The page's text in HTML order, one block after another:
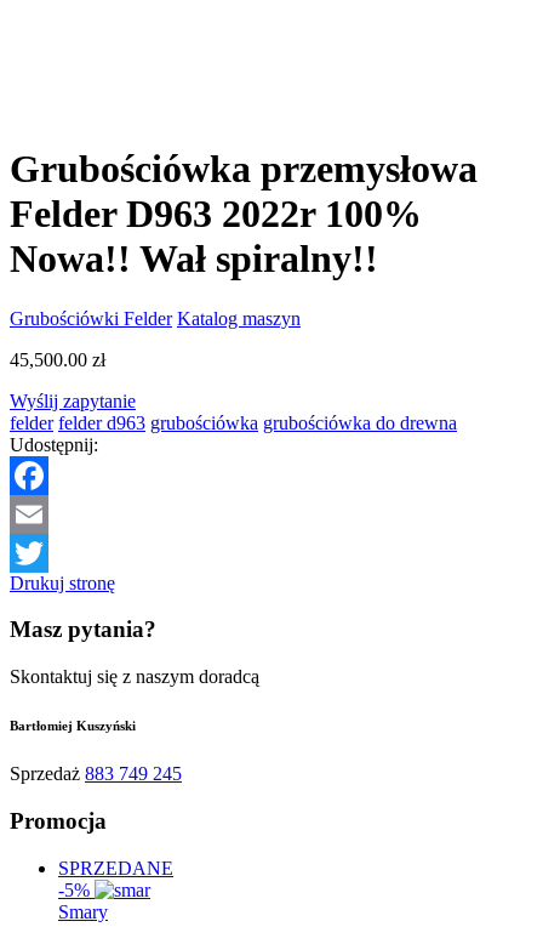
Grubościówka przemysłowa
Felder D963 2022r 100%
Nowa!! Wał spiralny!!
Grubościówki Felder Katalog maszyn
45,500.00 zł
Wyślij zapytanie
felder felder d963 grubościówka grubościówka do drewna
Udostępnij:
Facebook
Email
Twitter
Drukuj stronę
Masz pytania?
Skontaktuj się z naszym doradcą
Bartłomiej Kuszyński
Sprzedaż 883 749 245
Promocja
SPRZEDANE
-5%
Smary